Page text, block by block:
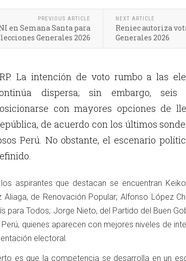
PREVIOUS ARTICLE
en Semana Santa para
Generales 2026
NEXT ARTICLE
Reniec autoriza
Generales 2026
La intención de voto rumbo a las
dispersa; sin embargo, seis
con mayores opciones de
de acuerdo con los últimos
Perú. No obstante, el escenario
los aspirantes que destacan se encuentran
Aliaga, de Renovación Popular; Alfonso López
para Todos; Jorge Nieto, del Partido del Buen
Perú, quienes aparecen con mejores niveles de
electoral.
es que la competencia se desarrolla en un